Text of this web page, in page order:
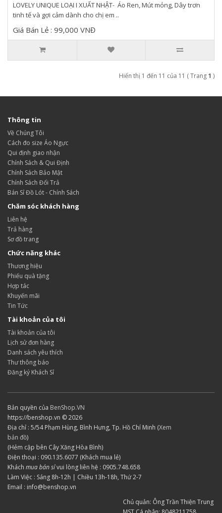
LOVELY UNIQUE LOẠI I XUẤT NHẬT- Áo Ren, Mút mỏng, Dây trơn
tinh tế và gợi cảm dành cho chị em ..
Giá Bán Lẻ : 99,000 VNĐ
Hiển thị 1 đến 11 của 11 ( Trang1 )
Thông tin
Về Chúng Tôi
Cách đo size Áo Ngực
Qui định giao nhận
Chính Sách & Qui Định
Chính Sách Bảo Mật
Chính Sách Đổi Trả
Bán Sỉ Đồ Lót - Chính Sách
Chăm sóc khách hàng
Liên hệ
Trả hàng
Sơ đồ trang
Chức năng khác
Thương hiệu
Phiếu quà tặng
Hợp tác
Khuyến mãi
Tin Tức
Tài khoản của tôi
Tài khoản của tôi
Lịch sử đơn hàng
Danh sách yêu thích
Thư thông báo
Đăng ký Khách Sỉ
Bản quyền của BenShop.VN
https://benshop.vn © 2026
Địa chỉ : 5/54 Phạm Hùng, Bình Hưng, Tp. Hồ Chí Minh (Xem
bản đồ)
(Hẻm cập bên Cây Xăng Hòa Bình)
Điện thoại : 090.135.6077 (Khách mua lẻ)
Khách mua bán sỉvui lòng liên hệ : 0905.748.658
Làm Việc : Sáng 8h-12h | Chiều 13h-18h, Thứ 2-7
Email : info@benshop.vn
Chủ quản: Ông Trần Thiện Trung